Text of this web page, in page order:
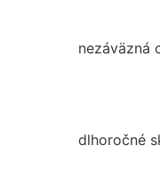
nezáväzná
dlhoročné